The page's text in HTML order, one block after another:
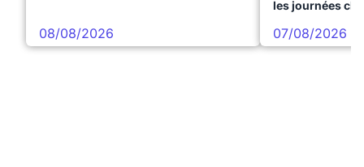
08/08/2026
les journées
07/08/2026